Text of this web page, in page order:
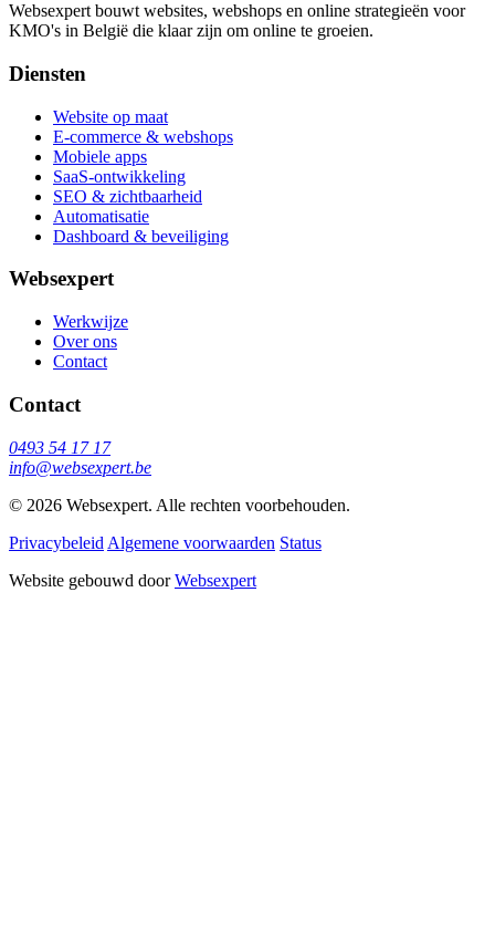
Websexpert bouwt websites, webshops en online strategieën voor
KMO's in België die klaar zijn om online te groeien.
Diensten
Website op maat
E-commerce & webshops
Mobiele apps
SaaS-ontwikkeling
SEO & zichtbaarheid
Automatisatie
Dashboard & beveiliging
Websexpert
Werkwijze
Over ons
Contact
Contact
0493 54 17 17
info@websexpert.be
© 2026 Websexpert. Alle rechten voorbehouden.
Privacybeleid Algemene voorwaarden Status
Website gebouwd doorWebsexpert